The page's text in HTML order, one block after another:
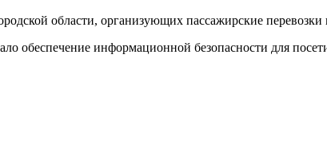
области, организующих пассажирские
обеспечение информационной безопасности для